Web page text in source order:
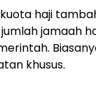
haji
jamaah
khusus.